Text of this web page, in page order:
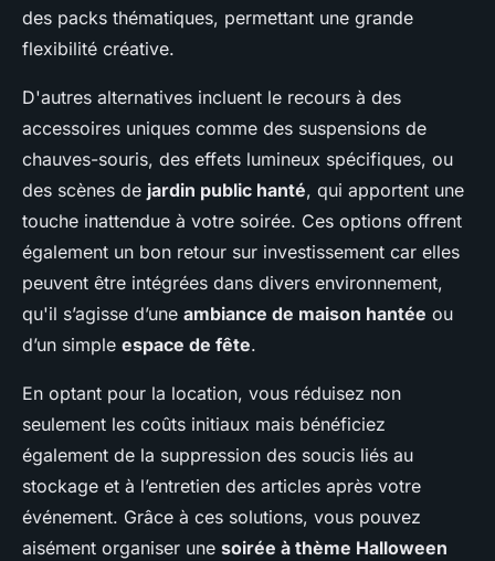
des packs thématiques, permettant une grande
flexibilité créative.
D'autres alternatives incluent le recours à des
accessoires uniques comme des suspensions de
chauves-souris, des effets lumineux spécifiques, ou
des scènes de jardin public hanté, qui apportent une
touche inattendue à votre soirée. Ces options offrent
également un bon retour sur investissement car elles
peuvent être intégrées dans divers environnement,
qu'il s’agisse d’une ambiance de maison hantée ou
d’un simple espace de fête.
En optant pour la location, vous réduisez non
seulement les coûts initiaux mais bénéficiez
également de la suppression des soucis liés au
stockage et à l’entretien des articles après votre
événement. Grâce à ces solutions, vous pouvez
aisément organiser une soirée à thème Halloween